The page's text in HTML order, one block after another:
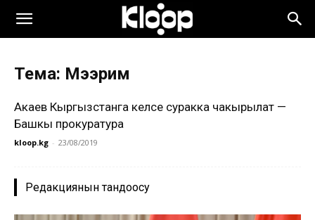
Тема: Мээрим
Акаев Кыргызстанга келсе суракка чакырылат —
Башкы прокуратура
kloop.kg - 23/08/2019
Редакциянын тандоосу